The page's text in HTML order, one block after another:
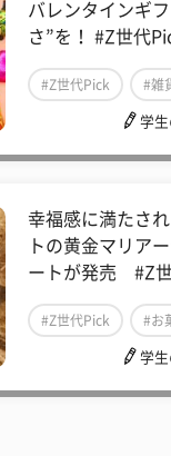
バレンタインギ
さ”を！ #Z世代
#Z世代Pick #雑
学
幸福感に満たさ
トの黄金マリア
ートが発売 #Z
#Z世代Pick #お
学